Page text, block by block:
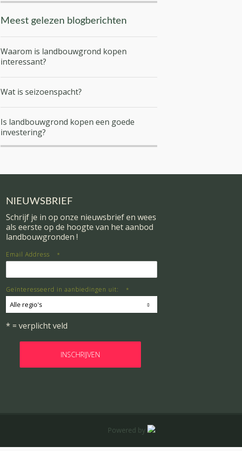
Meest gelezen blogberichten
Waarom is landbouwgrond kopen
interessant?
Wat is seizoenspacht?
Is landbouwgrond kopen een goede
investering?
NIEUWSBRIEF
Schrijf je in op onze nieuwsbrief en wees
als eerste op de hoogte van het aanbod
landbouwgronden !
Email Address *
Geïnteresseerd in aanbiedingen uit: *
Alle regio's
* = verplicht veld
Powered by